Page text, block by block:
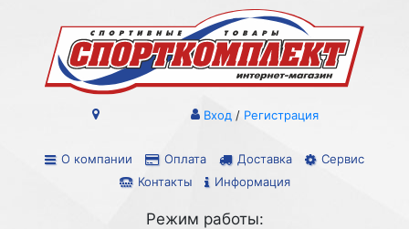
О компании Оплата Доставка
Сервис
Контакты
Информация
Вход / Регистрация
Режим работы: